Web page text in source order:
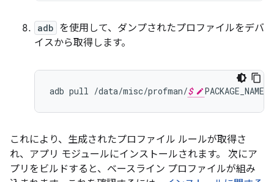
adb を使用して、ダンプされたプロファイルをデバ
イスから取得します。
adb pull /data/misc/profman/$ PACKAGE_NAME
これにより、生成されたプロファイル ルールが取得さ
れ、アプリ モジュールにインストールされます。 次にア
プリをビルドすると、ベースライン プロファイルが組み